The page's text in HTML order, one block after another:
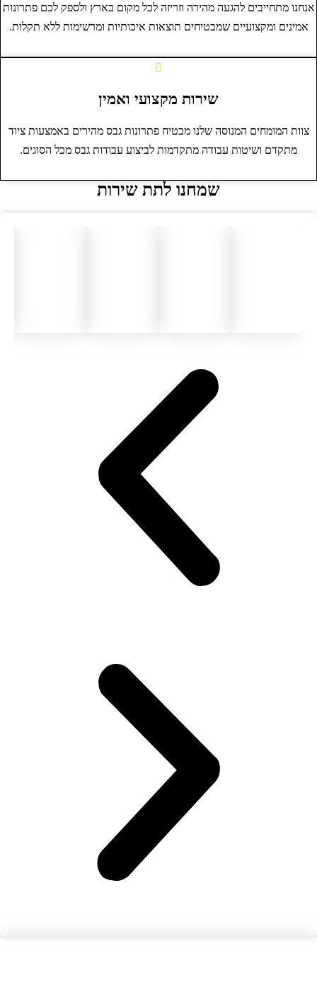
מתחייבים להגעה מהירה וזריזה לכל מקום בארץ ולספק לכם פתרונות
אמינים ומקצועיים שמבטיחים תוצאות איכותיות ומרשימות ללא תקלות.
שירות מקצועי ואמין
צוות המומחים המנוסה שלנו מבטיח פתרונות גבס מהירים באמצעות ציוד
מתקדם ושיטות עבודה מתקדמות לביצוע עבודות גבס מכל הסוגים.
שמחנו לתת שירות